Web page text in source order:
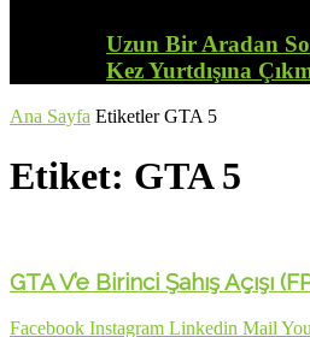
Uzun Bir Aradan
Kez Yurtdışına
Ana Sayfa Etiketler GTA 5
Etiket: GTA 5
GTA V’e Birinci Şahış Açışı
Facebook Instagram Linkedin Mail